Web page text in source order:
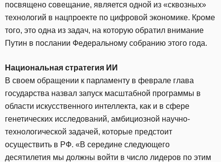
посвящено совещание, является одной из «сквозных»
технологий в нацпроекте по цифровой экономике. Кроме
того, это одна из задач, на которую обратил внимание
Путин в послании Федеральному собранию этого года.
Национальная стратегия ИИ
В своем обращении к парламенту в феврале глава
государства назвал запуск масштабной программы в
области искусственного интеллекта, как и в сфере
генетических исследований, амбициозной научно-
технологической задачей, которые предстоит
осуществить в РФ. «В середине следующего
десятилетия мы должны войти в число лидеров по этим